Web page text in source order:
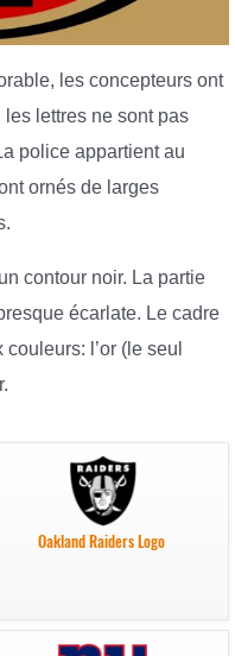
les concepteurs ont
lettres ne sont pas
police appartient au
ornés de larges
contour noir. La partie
écarlate. Le cadre
l’or (le seul
Oakland Raiders Logo